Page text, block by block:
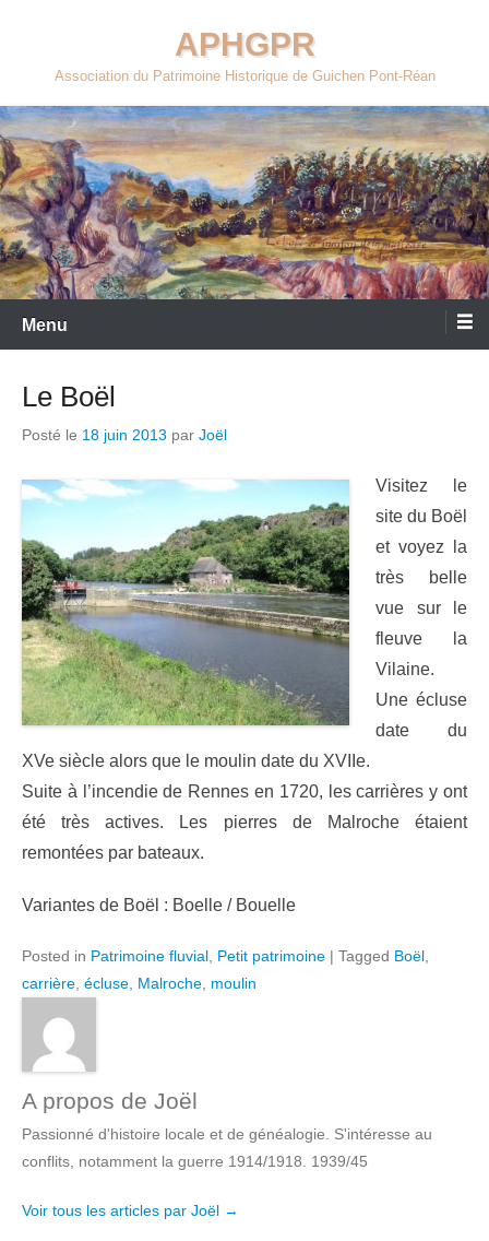
contenu
APHGPR
Association du Patrimoine Historique de Guichen Pont-Réan
Menu
Le Boël
Posté le 18 juin 2013 par Joël
Visitez le
site du Boël
et voyez la
très belle
vue sur le
fleuve la
Vilaine.
Une écluse
date du
XVe siècle alors que le moulin date du XVIIe.
Suite à l’incendie de Rennes en 1720, les carrières y ont
été très actives. Les pierres de Malroche étaient
remontées par bateaux.
Variantes de Boël : Boelle / Bouelle
Posted in Patrimoine fluvial Petit patrimoine | Tagged Boël
carrière écluse Malroche moulin
A propos de Joël
Passionné d'histoire locale et de généalogie. S'intéresse au
conflits, notamment la guerre 1914/1918. 1939/45
Voir tous les articles par Joël →